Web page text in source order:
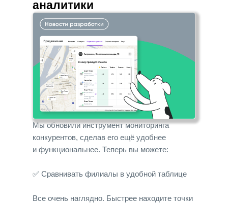
аналитики
Мы обновили инструмент мониторинга
конкурентов, сделав его ещё удобнее
и функциональнее. Теперь вы можете:
✅ Сравнивать филиалы в удобной таблице
Все очень наглядно. Быстрее находите точки